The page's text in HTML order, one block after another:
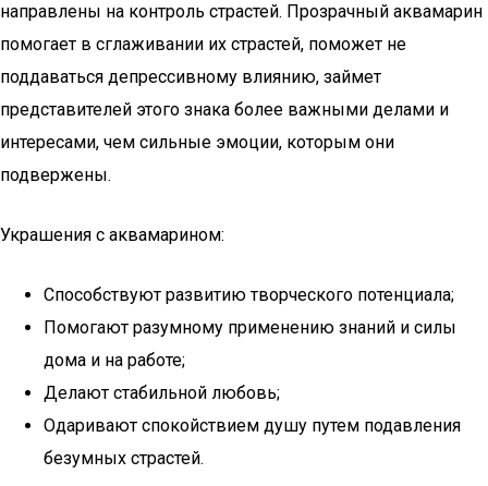
направлены на контроль страстей. Прозрачный аквамарин
помогает в сглаживании их страстей, поможет не
поддаваться депрессивному влиянию, займет
представителей этого знака более важными делами и
интересами, чем сильные эмоции, которым они
подвержены.
Украшения с аквамарином:
Способствуют развитию творческого потенциала;
Помогают разумному применению знаний и силы
дома и на работе;
Делают стабильной любовь;
Одаривают спокойствием душу путем подавления
безумных страстей.